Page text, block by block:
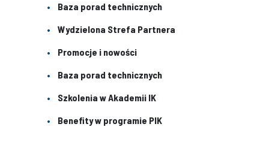
Baza porad technicznych
Wydzielona Strefa Partnera
Promocje i nowości
Baza porad technicznych
Szkolenia w Akademii IK
Benefity w programie PIK